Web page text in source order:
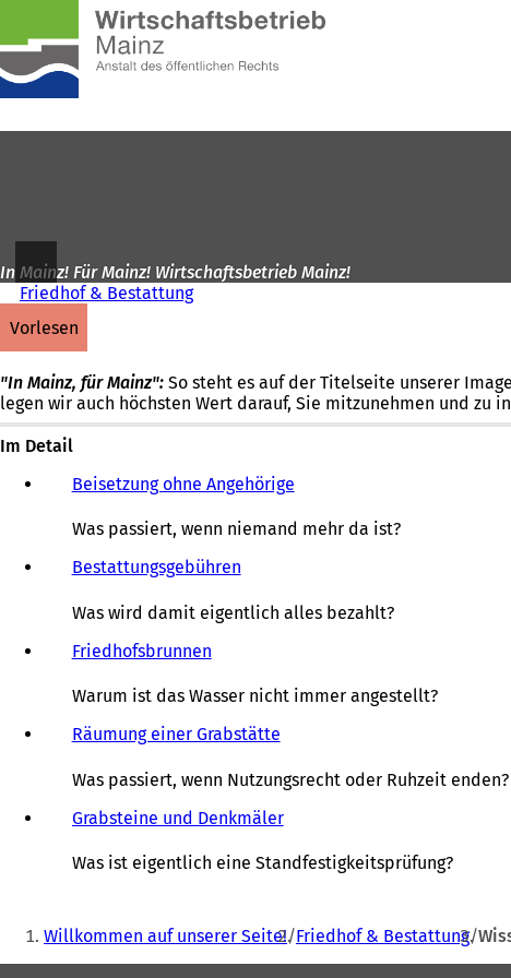
Inhalt anspringen
In Mainz! Für Mainz! Wirtschaftsbetrieb Mainz!
Friedhof & Bestattung
vorlesen
"In Mainz, für Mainz": So steht es auf der Titelseite unserer
legen wir auch höchsten Wert darauf, Sie mitzunehmen und zu
Im Detail
Beisetzung ohne Angehörige
Was passiert, wenn niemand mehr da ist?
Bestattungsgebühren
Was wird damit eigentlich alles bezahlt?
Friedhofsbrunnen
Warum ist das Wasser nicht immer angestellt?
Räumung einer Grabstätte
Was passiert, wenn Nutzungsrecht oder Ruhzeit enden?
Grabsteine und Denkmäler
Was ist eigentlich eine Standfestigkeitsprüfung?
Sie
befinden
Willkommen auf unserer Seite! Friedhof & Bestattung